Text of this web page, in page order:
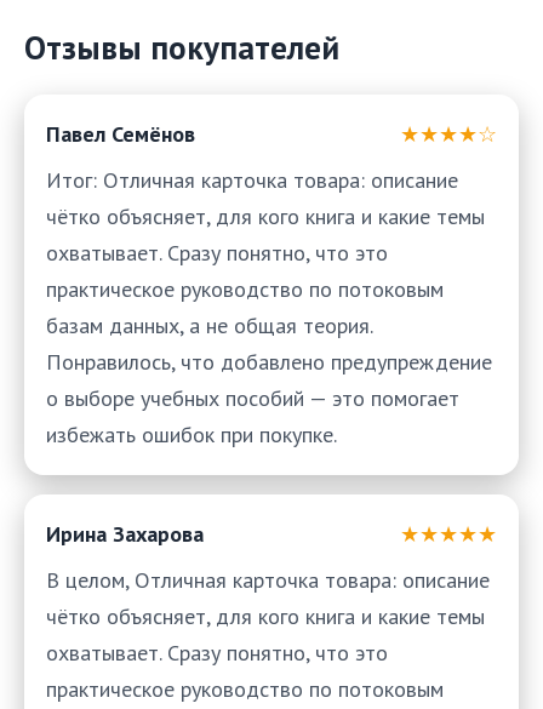
Отзывы покупателей
Павел Семёнов
★★★★☆
Итог: Отличная карточка товара: описание
чётко объясняет, для кого книга и какие темы
охватывает. Сразу понятно, что это
практическое руководство по потоковым
базам данных, а не общая теория.
Понравилось, что добавлено предупреждение
о выборе учебных пособий — это помогает
избежать ошибок при покупке.
Ирина Захарова
★★★★★
В целом, Отличная карточка товара: описание
чётко объясняет, для кого книга и какие темы
охватывает. Сразу понятно, что это
практическое руководство по потоковым